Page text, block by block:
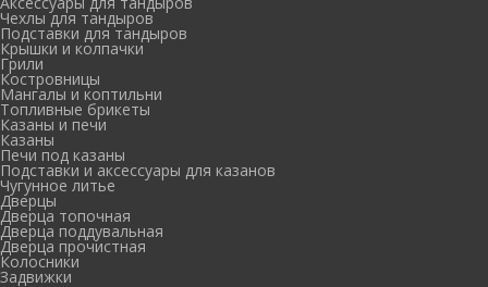
Чехлы для тандыров
Подставки для тандыров
Крышки и колпачки
Грили
Костровницы
Мангалы и коптильни
Топливные брикеты
Казаны и печи
Казаны
Печи под казаны
Подставки и аксессуары для казанов
Чугунное литье
Дверцы
Дверца топочная
Дверца поддувальная
Дверца прочистная
Колосники
Задвижки